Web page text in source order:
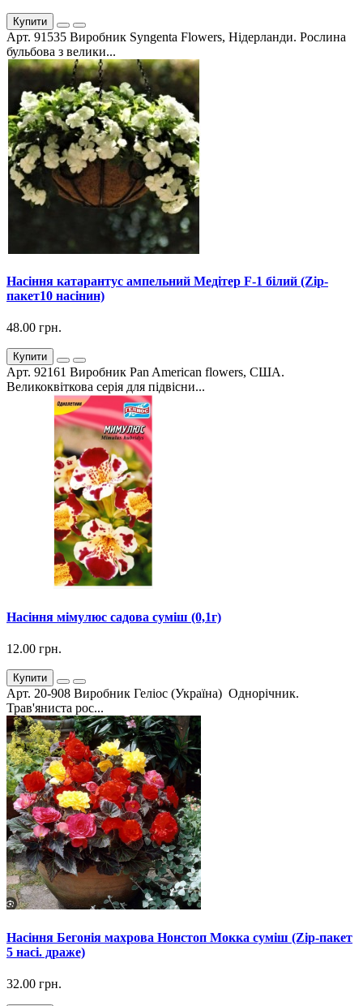
Купити
Арт. 91535 Виробник Syngenta Flowers, Нідерланди. Рослина
бульбова з велики...
Насіння катарантус ампельний Медітер F-1 білий (Zip-
пакет10 насінин)
48.00 грн.
Купити
Арт. 92161 Виробник Pan American flowers, США.
Великоквіткова серія для підвісни...
Насіння мімулюс садова суміш (0,1г)
12.00 грн.
Купити
Арт. 20-908 Виробник Геліос (Україна) Однорічник.
Трав'яниста рос...
Насіння Бегонія махрова Нонстоп Мокка суміш (Zip-пакет
5 насі. драже)
32.00 грн.